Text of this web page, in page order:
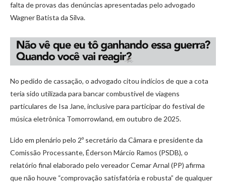
falta de provas das denúncias apresentadas pelo advogado
Wagner Batista da Silva.
No pedido de cassação, o advogado citou indícios de que a cota
teria sido utilizada para bancar combustível de viagens
particulares de Isa Jane, inclusive para participar do festival de
música eletrônica Tomorrowland, em outubro de 2025.
Lido em plenário pelo 2º secretário da Câmara e presidente da
Comissão Processante, Éderson Márcio Ramos (PSDB), o
relatório final elaborado pelo vereador Cemar Arnal (PP) afirma
que não houve “comprovação satisfatória e robusta” de qualquer